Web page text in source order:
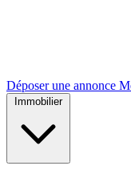
Déposer une annonce
Immobilier